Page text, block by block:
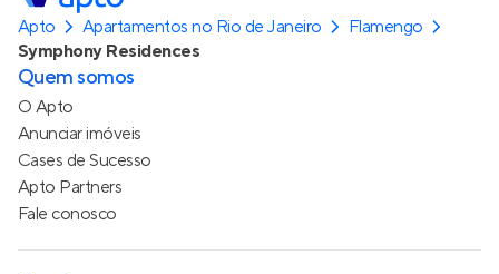
Apto Apartamentos no Rio de Janeiro
Flamengo
Symphony Residences
Quem somos
O Apto
Anunciar imóveis
Cases de Sucesso
Apto Partners
Fale conosco